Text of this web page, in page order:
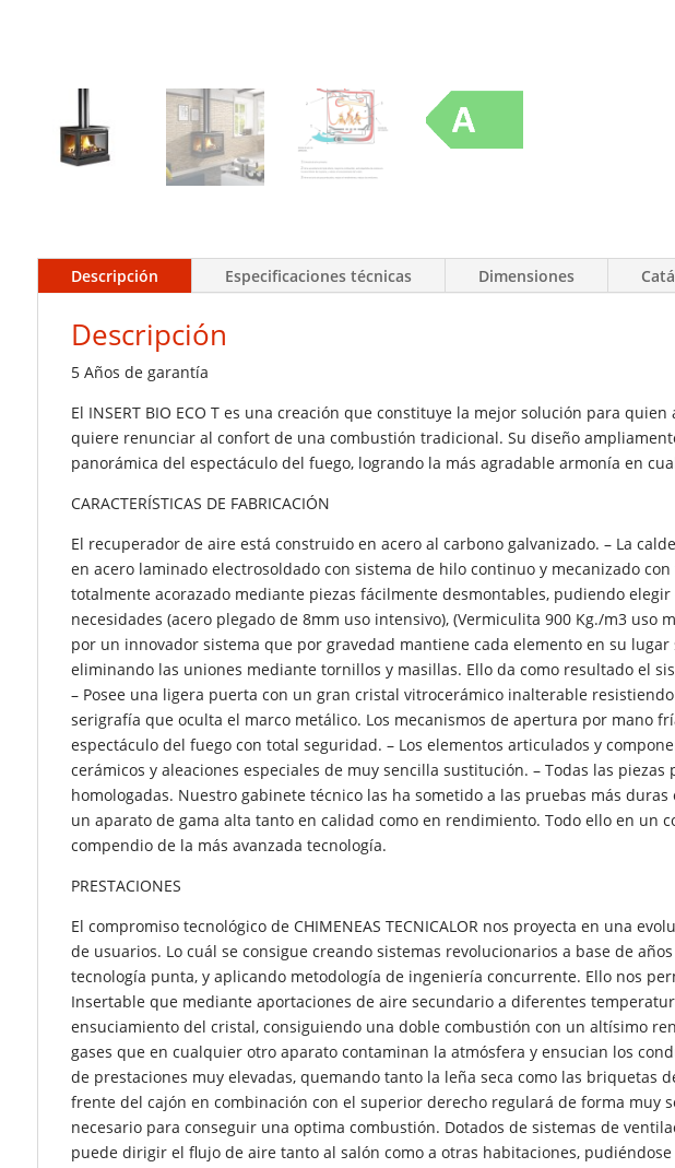
Descripción Especificaciones técnicas Dimensiones
Descripción
5 Años de garantía
El INSERT BIO ECO T es una creación que constituye la mejor solución para
quiere renunciar al confort de una combustión tradicional. Su diseño
panorámica del espectáculo del fuego, logrando la más agradable armonía en
CARACTERÍSTICAS DE FABRICACIÓN
El recuperador de aire está construido en acero al carbono galvanizado. – La
en acero laminado electrosoldado con sistema de hilo continuo y mecanizado
totalmente acorazado mediante piezas fácilmente desmontables, pudiendo
necesidades (acero plegado de 8mm uso intensivo), (Vermiculita 900 Kg./m3 uso
por un innovador sistema que por gravedad mantiene cada elemento en su
eliminando las uniones mediante tornillos y masillas. Ello da como resultado el
– Posee una ligera puerta con un gran cristal vitrocerámico inalterable
serigrafía que oculta el marco metálico. Los mecanismos de apertura por mano
espectáculo del fuego con total seguridad. – Los elementos articulados y
cerámicos y aleaciones especiales de muy sencilla sustitución. – Todas las
homologadas. Nuestro gabinete técnico las ha sometido a las pruebas más
un aparato de gama alta tanto en calidad como en rendimiento. Todo ello en un
compendio de la más avanzada tecnología.
PRESTACIONES
El compromiso tecnológico de CHIMENEAS TECNICALOR nos proyecta en una
de usuarios. Lo cuál se consigue creando sistemas revolucionarios a base de
tecnología punta, y aplicando metodología de ingeniería concurrente. Ello nos
Insertable que mediante aportaciones de aire secundario a diferentes
ensuciamiento del cristal, consiguiendo una doble combustión con un altísimo
gases que en cualquier otro aparato contaminan la atmósfera y ensucian los
de prestaciones muy elevadas, quemando tanto la leña seca como las briquetas
frente del cajón en combinación con el superior derecho regulará de forma muy
necesario para conseguir una optima combustión. Dotados de sistemas de
puede dirigir el flujo de aire tanto al salón como a otras habitaciones,